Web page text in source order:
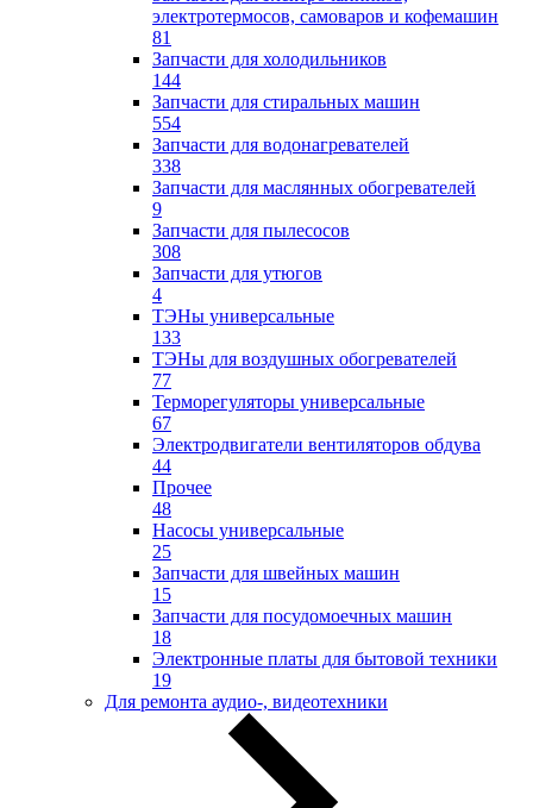
электротермосов, самоваров и кофемашин
81
Запчасти для холодильников
144
Запчасти для стиральных машин
554
Запчасти для водонагревателей
338
Запчасти для маслянных обогревателей
9
Запчасти для пылесосов
308
Запчасти для утюгов
4
ТЭНы универсальные
133
ТЭНы для воздушных обогревателей
77
Терморегуляторы универсальные
67
Электродвигатели вентиляторов обдува
44
Прочее
48
Насосы универсальные
25
Запчасти для швейных машин
15
Запчасти для посудомоечных машин
18
Электронные платы для бытовой техники
19
Для ремонта аудио-, видеотехники